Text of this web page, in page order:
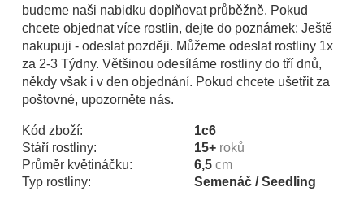
budeme naši nabidku doplňovat průběžně. Pokud
chcete objednat více rostlin, dejte do poznámek: Ještě
nakupuji - odeslat později. Můžeme odeslat rostliny 1x
za 2-3 Týdny. Většinou odesíláme rostliny do tří dnů,
někdy však i v den objednání. Pokud chcete ušetřit za
poštovné, upozorněte nás.
Kód zboží:
1c6
Stáří rostliny:
15+ roků
Průměr květináčku:
6,5 cm
Typ rostliny:
Semenáč / Seedling